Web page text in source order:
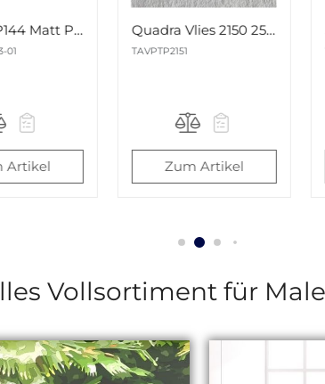
Quadra Vlies 2150 25x0,75m
Artikel
Storch Saugvlies CoverStar Typ 220 grau 1x50m Nr. 496091
WEHAN4960P
Zum Artikel
Vollsortiment für